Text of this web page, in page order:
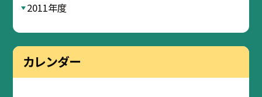
2011年度
カレンダー